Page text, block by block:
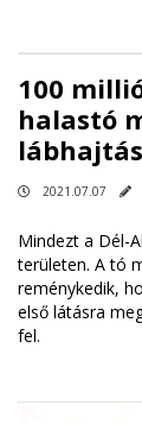
100
halastó
2021.07.07
Mindezt a Dél-
területen. A tó
reménykedik,
első látásra
fel.